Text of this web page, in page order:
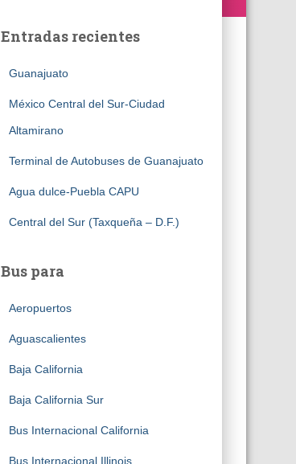
Entradas recientes
Guanajuato
México Central del Sur-Ciudad
Altamirano
Terminal de Autobuses de Guanajuato
Agua dulce-Puebla CAPU
Central del Sur (Taxqueña – D.F.)
Bus para
Aeropuertos
Aguascalientes
Baja California
Baja California Sur
Bus Internacional California
Bus Internacional Illinois